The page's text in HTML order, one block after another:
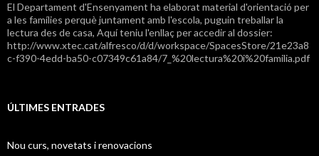
El Departament d'Ensenyament ha elaborat material d'orientació per
a les famílies perquè juntament amb l'escola, puguin treballar la
lectura des de casa, Aquí teniu l'enllaç per accedir al dossier:
http://www.xtec.cat/alfresco/d/d/workspace/SpacesStore/21e23a8
c-f390-4edd-ba50-c07349c61a84/7_%20lectura%20i%20familia.pdf
ÚLTIMES ENTRADES
Nou curs, novetats i renovacions